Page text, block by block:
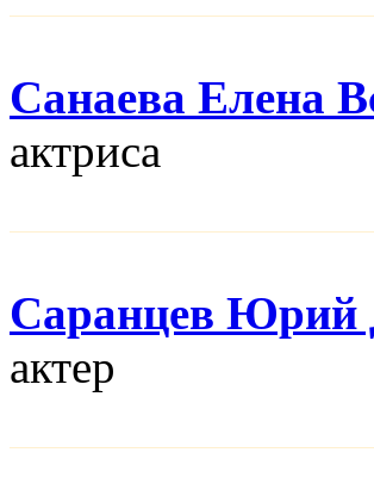
Санаева Елена
актриса
Саранцев Юрий
актер